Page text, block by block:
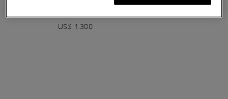
US$ 1.300